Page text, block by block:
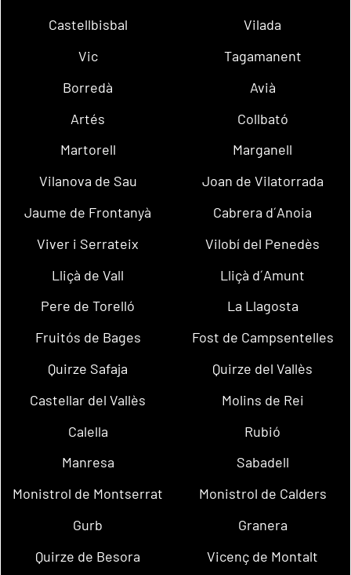
Castellbisbal
Vilada
Vic
Tagamanent
Borredà
Avià
Artés
Collbató
Martorell
Marganell
Vilanova de Sau
Joan de Vilatorrada
Jaume de Frontanyà
Cabrera d´Anoia
Viver i Serrateix
Vilobí del Penedès
Lliçà de Vall
Lliçà d´Amunt
Pere de Torelló
La Llagosta
Fruitós de Bages
Fost de Campsentelles
Quirze Safaja
Quirze del Vallès
Castellar del Vallès
Molins de Rei
Calella
Rubió
Manresa
Sabadell
Monistrol de Montserrat
Monistrol de Calders
Gurb
Granera
Quirze de Besora
Vicenç de Montalt